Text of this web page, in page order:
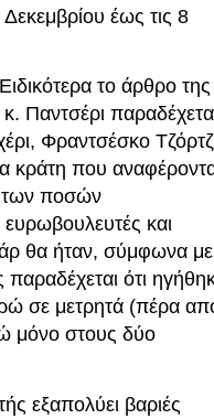
έως τις 8
το άρθρο της
Παντσέρι
Φραντσέσκο
κράτη που
των ποσών
και
θα ήταν, σύμφωνα
ότι
σε μετρητά (πέρα
μόνο στους δύο
εξαπολύει βαριές